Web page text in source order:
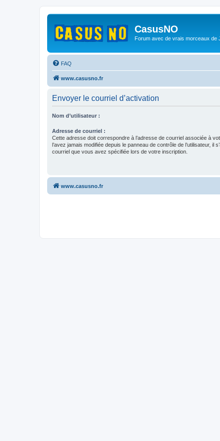
CasusNO
Forum avec de vrais morceaux de
FAQ
www.casusno.fr
Envoyer le courriel d’activation
Nom d’utilisateur :
Adresse de courriel :
Cette adresse doit correspondre à l’adresse de courriel associée à
l’avez jamais modifiée depuis le panneau de contrôle de l’utilisateur, il
courriel que vous avez spécifiée lors de votre inscription.
www.casusno.fr